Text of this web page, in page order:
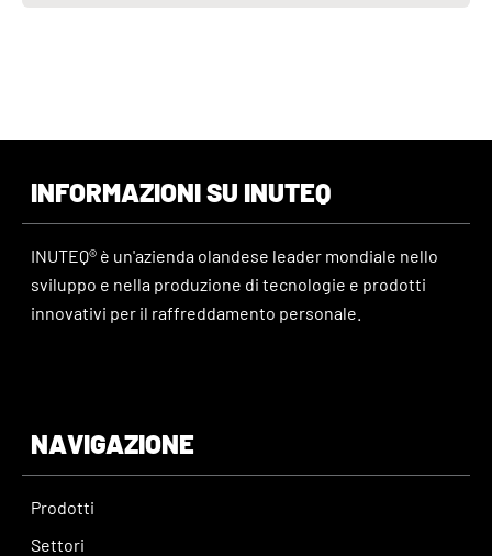
INFORMAZIONI SU INUTEQ
INUTEQ® è un'azienda olandese leader mondiale nello
sviluppo e nella produzione di tecnologie e prodotti
innovativi per il raffreddamento personale.
NAVIGAZIONE
Prodotti
Settori